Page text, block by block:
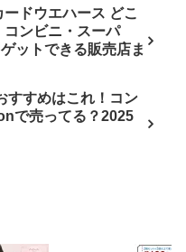
ドウエハース どこ
コンビニ・スーパ
ットできる販売店ま
すすめはこれ！コン
で売ってる？2025